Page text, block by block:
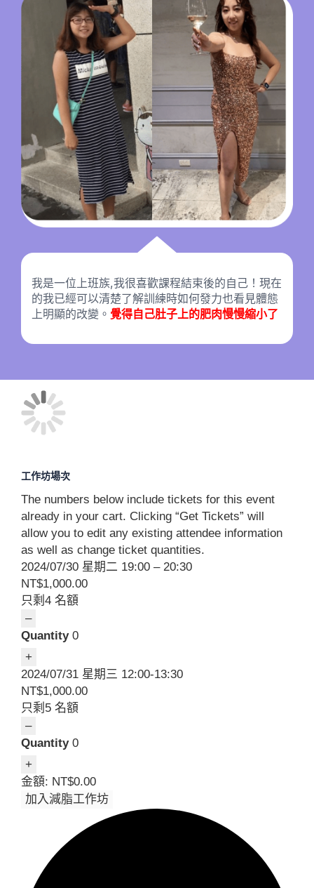
我是一位上班族,我很喜歡課程結束後的自己！現在
的我已經可以清楚了解訓練時如何發力也看見體態
上明顯的改變。 覺得自己肚子上的肥肉慢慢縮小了
工作坊場次
The numbers below include tickets for this event
already in your cart. Clicking “Get Tickets” will
allow you to edit any existing attendee information
as well as change ticket quantities.
2024/07/30 星期二 19:00 – 20:30
NT$1,000.00
只剩 4 名額
Decrease
ticket
quantity
for
2024/07/30
星
19:00
–
20:30
–
Quantity
Increase
ticket
quantity
for
2024/07/30
星
二
19:00
–
+
2024/07/31 星期三 12:00-13:30
NT$1,000.00
只剩 5 名額
Decrease
ticket
quantity
for
2024/07/31
星
12:00-
13:30
–
Quantity
Increase
ticket
quantity
2024/07/31
三
+
金額: NT$0.00
加入減脂工作坊